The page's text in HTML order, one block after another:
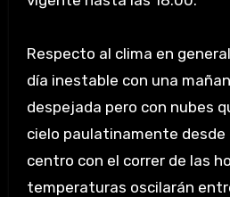
Respecto al clima en
día inestable con una
despejada pero con nubes
cielo paulatinamente desde
centro con el correr de las
temperaturas oscilarán